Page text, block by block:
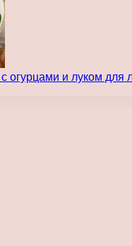
огурцами и луком для